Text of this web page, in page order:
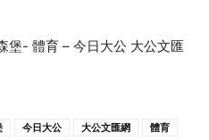
堡- 體育 – 今日大公 大公文匯
今日大公 大公文匯網 體育